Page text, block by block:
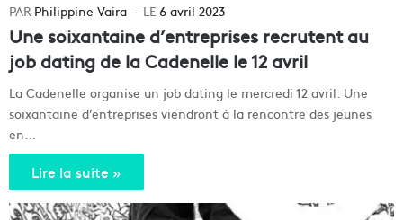
Philippine Vaira 6 avril 2023
Une soixantaine d’entreprises recrutent au
job dating de la Cadenelle le 12 avril
La Cadenelle organise un job dating le mercredi 12 avril. Une
soixantaine d’entreprises viendront à la rencontre des jeunes
en…
Lire la suite »